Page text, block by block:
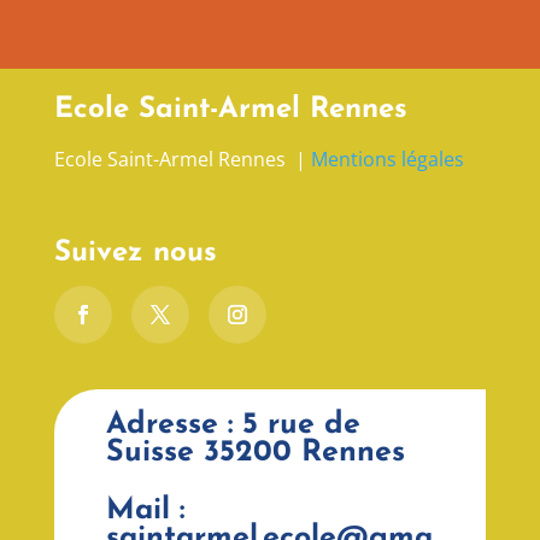
Ecole Saint-Armel Rennes
Ecole Saint-Armel Rennes | Mentions légales
Suivez nous
Adresse : 5 rue de
Suisse 35200 Rennes
Mail :